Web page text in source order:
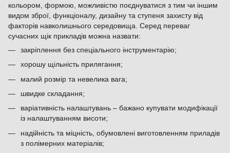
кольором, формою, можливістю поєднуватися з тим чи іншим
видом зброї, функціоналу, дизайну та ступеня захисту від
факторів навколишнього середовища. Серед переваг
сучасних щік прикладів можна назвати:
закріплення без спеціального інструментарію;
хорошу щільність прилягання;
малий розмір та невелика вага;
швидке складання;
варіативність налаштувань – бажано купувати модифікації
із налаштуванням висоти;
надійність та міцність, обумовлені виготовленням приладів
з полімерних матеріалів;